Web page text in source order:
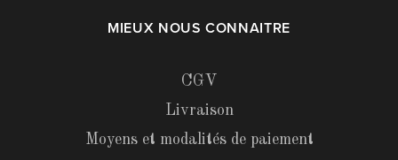
MIEUX NOUS CONNAITRE
CGV
Livraison
Moyens et modalités de paiement